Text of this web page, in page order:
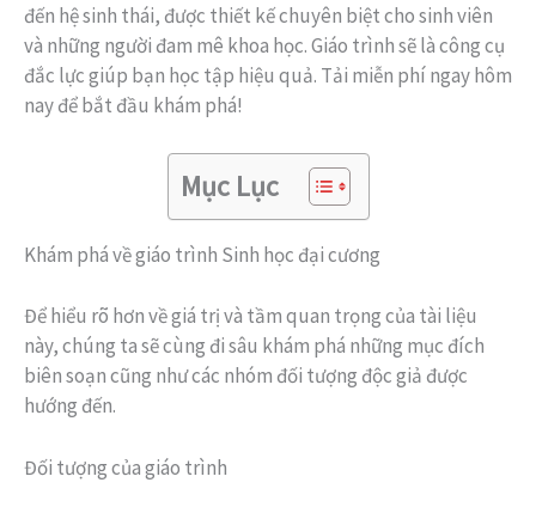
đến hệ sinh thái, được thiết kế chuyên biệt cho sinh viên
và những người đam mê khoa học. Giáo trình sẽ là công cụ
đắc lực giúp bạn học tập hiệu quả. Tải miễn phí ngay hôm
nay để bắt đầu khám phá!
Mục Lục
Khám phá về giáo trình Sinh học đại cương
Để hiểu rõ hơn về giá trị và tầm quan trọng của tài liệu
này, chúng ta sẽ cùng đi sâu khám phá những mục đích
biên soạn cũng như các nhóm đối tượng độc giả được
hướng đến.
Đối tượng của giáo trình